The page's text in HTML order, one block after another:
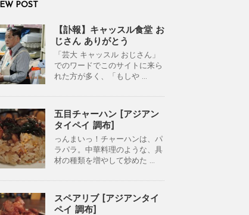
POST
【訃報】キャッスル食堂 お
じさん ありがとう
「芸大 キャッスル おじさん」
でのワードでこのサイトに来ら
れた方が多く、「もしや ...
五目チャーハン [アジアン
タイペイ 調布]
っんまいっ！チャーハンは、パ
ラパラ。中華料理のような、具
材の種類を増やして炒めた ...
スペアリブ [アジアンタイ
ペイ 調布]